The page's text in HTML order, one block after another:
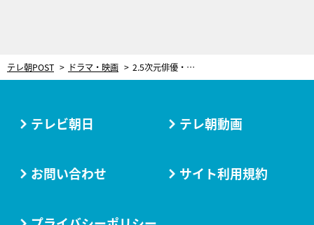
テレ朝POST ドラマ・映画 2.5次元俳優・崎山つばさ、『科捜研の女』に登場！クール×ストイックなピアノ調律師を熱演
テレビ朝日 テレ朝動画
お問い合わせ サイト利用規約